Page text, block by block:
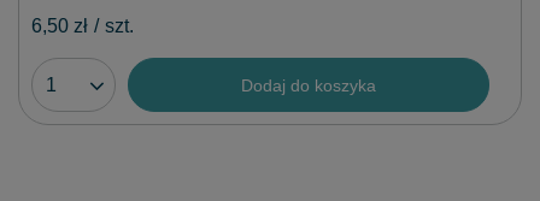
6,50 zł / szt.
Dodaj do koszyka